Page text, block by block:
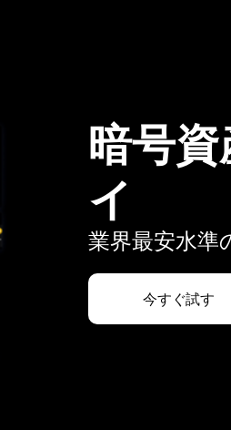
暗号
イ
業界最安水準
今すぐ試す